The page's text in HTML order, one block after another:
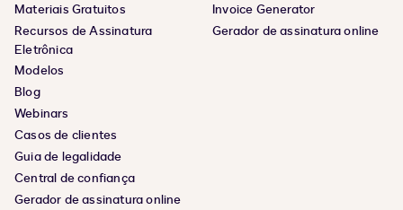
Materiais Gratuitos
Recursos de Assinatura
Eletrônica
Modelos
Blog
Webinars
Casos de clientes
Guia de legalidade
Central de confiança
Gerador de assinatura online
Invoice Generator
Gerador de assinatura online